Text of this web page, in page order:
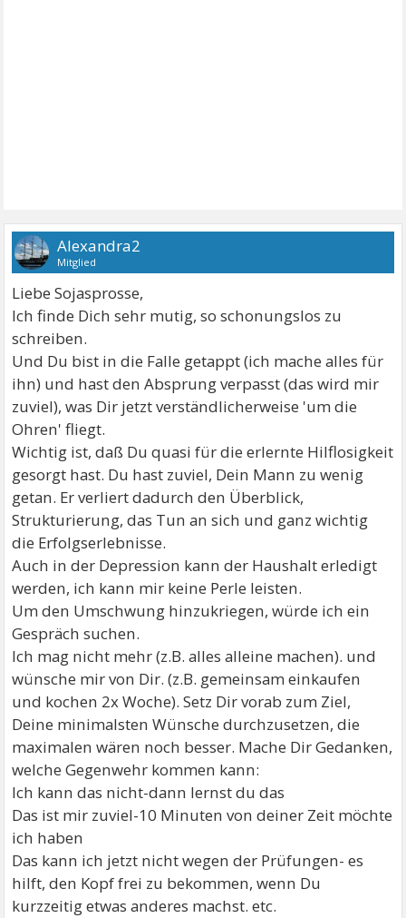
Alexandra2
Mitglied
Liebe Sojasprosse,
Ich finde Dich sehr mutig, so schonungslos zu
schreiben.
Und Du bist in die Falle getappt (ich mache alles für
ihn) und hast den Absprung verpasst (das wird mir
zuviel), was Dir jetzt verständlicherweise 'um die
Ohren' fliegt.
Wichtig ist, daß Du quasi für die erlernte Hilflosigkeit
gesorgt hast. Du hast zuviel, Dein Mann zu wenig
getan. Er verliert dadurch den Überblick,
Strukturierung, das Tun an sich und ganz wichtig
die Erfolgserlebnisse.
Auch in der Depression kann der Haushalt erledigt
werden, ich kann mir keine Perle leisten.
Um den Umschwung hinzukriegen, würde ich ein
Gespräch suchen.
Ich mag nicht mehr (z.B. alles alleine machen). und
wünsche mir von Dir. (z.B. gemeinsam einkaufen
und kochen 2x Woche). Setz Dir vorab zum Ziel,
Deine minimalsten Wünsche durchzusetzen, die
maximalen wären noch besser. Mache Dir Gedanken,
welche Gegenwehr kommen kann:
Ich kann das nicht-dann lernst du das
Das ist mir zuviel-10 Minuten von deiner Zeit möchte
ich haben
Das kann ich jetzt nicht wegen der Prüfungen- es
hilft, den Kopf frei zu bekommen, wenn Du
kurzzeitig etwas anderes machst. etc.